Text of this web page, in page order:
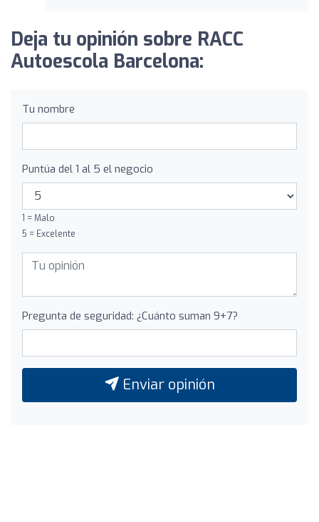
Deja tu opinión sobre RACC
Autoescola Barcelona:
Tu nombre
Puntúa del 1 al 5 el negocio
1 = Malo
5 = Excelente
Pregunta de seguridad: ¿Cuánto suman 9+7?
Enviar opinión